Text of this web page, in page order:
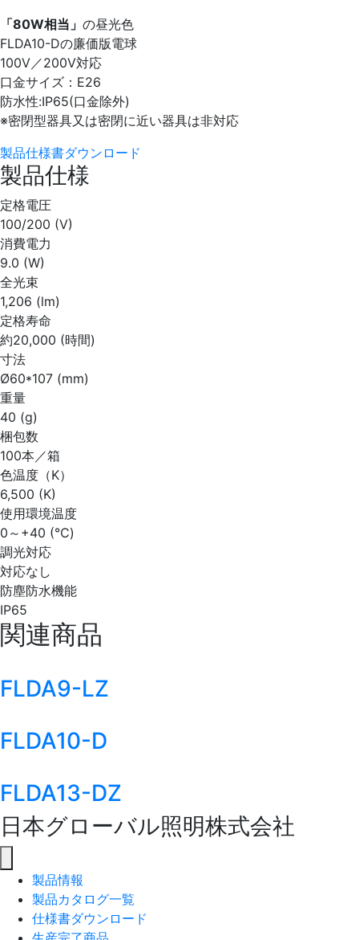
「80W相当」 の昼光色
FLDA10-Dの廉価版電球
100V／200V対応
口金サイズ：E26
防水性:IP65(口金除外)
※密閉型器具又は密閉に近い器具は非対応
製品仕様書ダウンロード
製品仕様
定格電圧
100/200 (V)
消費電力
9.0 (W)
全光束
1,206 (lm)
定格寿命
約20,000 (時間)
寸法
Ø60*107 (mm)
重量
40 (g)
梱包数
100本／箱
色温度（K）
6,500 (K)
使用環境温度
0～+40 (℃)
調光対応
対応なし
防塵防水機能
IP65
関連商品
FLDA9-LZ
FLDA10-D
FLDA13-DZ
日本グローバル照明株式会社
製品情報
製品カタログ一覧
仕様書ダウンロード